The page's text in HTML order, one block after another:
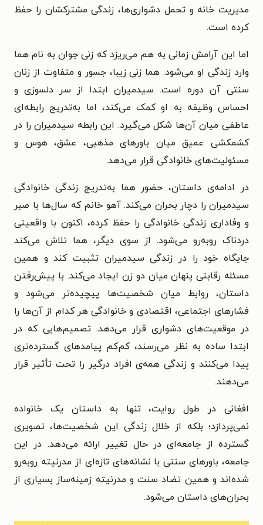
مدیریت خانه و تحمل دشواری‌ها، زندگی مشترکشان را حفظ
کرده است.
اما این آرامش زمانی به هم می‌ریزد که زنی جوان به نام هما
وارد زندگی او می‌شود. هما زنی زیبا، جسور و متفاوت از زنان
سنتی آن دوره است. سیدمیران ابتدا از سر دلسوزی و
احساس وظیفه به او کمک می‌کند، اما به‌تدریج رابطه‌ای
عاطفی میان آن‌ها شکل می‌گیرد. این رابطه سیدمیران را در
کشمکشی عمیق میان باورهای مذهبی، عشق، هوس و
مسئولیت‌های خانوادگی قرار می‌دهد.
در ادامه‌ی داستان، حضور هما به‌تدریج زندگی خانوادگی
سیدمیران را دچار بحران می‌کند. آهو خانم که سال‌ها با صبر
و وفاداری زندگی خانوادگی را حفظ کرده، اکنون با واقعیتی
دردناک روبه‌رو می‌شود. از سوی دیگر، هما تلاش می‌کند
جایگاه خود را در زندگی سیدمیران تثبیت کند و همین
مسئله رقابتی پنهان میان دو زن ایجاد می‌کند. با پیش‌رفتن
داستان، روابط میان شخصیت‌ها پیچیده‌تر می‌شود و
فشارهای اجتماعی، اقتصادی و خانوادگی هر کدام از آن‌ها را
در موقعیت‌های دشواری قرار می‌دهد. تصمیم‌هایی که در
ابتدا ساده به نظر می‌رسند، کم‌کم پیامدهای گسترده‌تری
پیدا می‌کنند و زندگی همه‌ی افراد درگیر را تحت تأثیر قرار
می‌دهند.
افغانی در طول روایت، تنها به داستان یک خانواده
نمی‌پردازد؛ بلکه از خلال زندگی این شخصیت‌ها، تصویری
گسترده از جامعه‌ای در حال تغییر ارائه می‌دهد. در این
جامعه، باورهای سنتی با نشانه‌های تازه‌ای از مدرنیته روبه‌رو
شده‌اند و همین تضاد سنت و مدرنیته زمینه‌ساز بسیاری از
بحران‌های داستان می‌شود.